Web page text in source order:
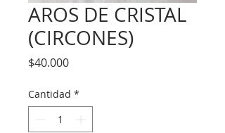
AROS DE CRISTAL
(CIRCONES)
$40.000Precio
Cantidad *